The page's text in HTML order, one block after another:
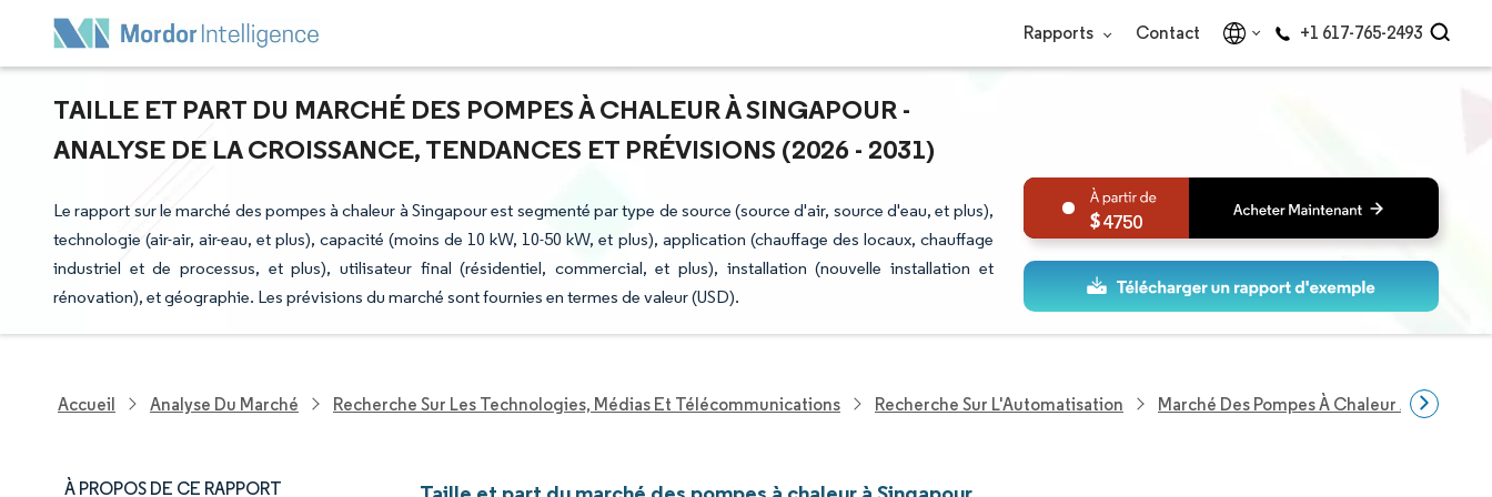
Rapports Contact +1 617-765-2493
TAILLE ET PART DU MARCHÉ DES POMPES À CHALEUR À SINGAPOUR -
ANALYSE DE LA CROISSANCE, TENDANCES ET PRÉVISIONS (2026 - 2031)
Le rapport sur le marché des pompes à chaleur à Singapour est segmenté par type de source (source d'air, source d'eau, et plus),
technologie (air-air, air-eau, et plus), capacité (moins de 10 kW, 10-50 kW, et plus), application (chauffage des locaux, chauffage
industriel et de processus, et plus), utilisateur final (résidentiel, commercial, et plus), installation (nouvelle installation et
rénovation), et géographie. Les prévisions du marché sont fournies en termes de valeur (USD).
4750
Accueil Analyse Du Marché Recherche Sur Les Technologies, Médias Et Télécommunications Recherche Sur L'Automatisation Marché Des Pompes À Chaleur À
À PROPOS DE CE RAPPORT